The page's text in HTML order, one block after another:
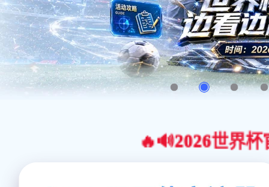
🔥🔊2026世界杯官网